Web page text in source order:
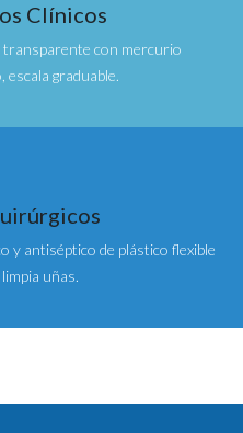
Clínicos
con mercurio
escala graduable.
y antiséptico de plástico flexible
uñas.